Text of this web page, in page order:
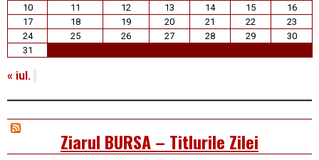
10
11 12 13 14 15
16
17
18 19 20 21 22
23
24
25 26 27 28 29
30
31
« iul.
Ziarul BURSA – Titlurile Zilei